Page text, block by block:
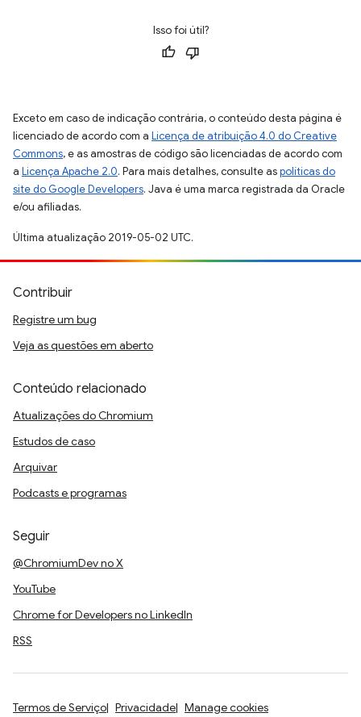
Isso foi útil?
Exceto em caso de indicação contrária, o conteúdo desta página é
licenciado de acordo com a Licença de atribuição 4.0 do Creative
Commons, e as amostras de código são licenciadas de acordo com
a Licença Apache 2.0. Para mais detalhes, consulte aspolíticas do
site do Google Developers. Java é uma marca registrada da Oracle
e/ou afiliadas.
Última atualização 2019-05-02 UTC.
Contribuir
Registre um bug
Veja as questões em aberto
Conteúdo relacionado
Atualizações do Chromium
Estudos de caso
Arquivar
Podcasts e programas
Seguir
@ChromiumDev no X
YouTube
Chrome for Developers no LinkedIn
RSS
Termos de Serviço Privacidade Manage cookies